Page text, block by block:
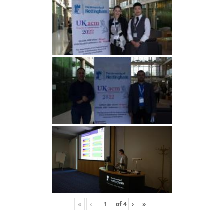
« ‹ of4 › »